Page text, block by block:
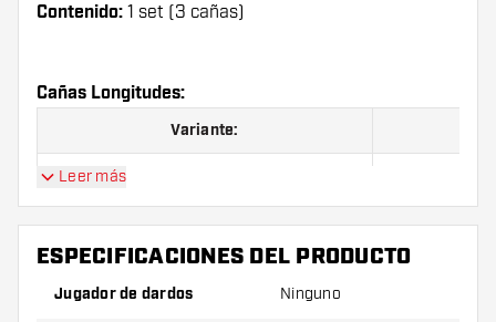
Contenido: 1 set (3 cañas)
Cañas Longitudes:
Variante:
Medium
Leer más
ESPECIFICACIONES DEL PRODUCTO
Jugador de dardos Ninguno